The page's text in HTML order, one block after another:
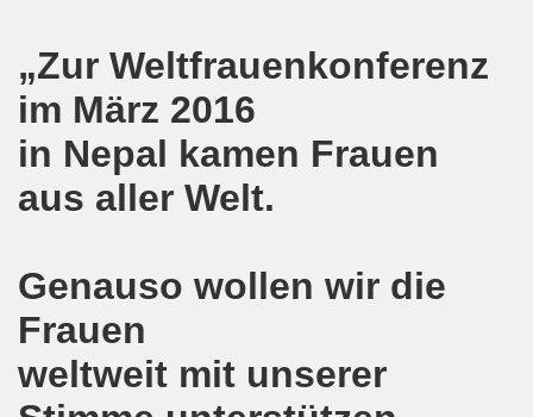
„Zur Weltfrauenkonferenz
im März 2016
in Nepal kamen Frauen
aus aller Welt.
Genauso wollen wir die
Frauen
weltweit mit unserer
Montagsdemo-Bewegung
des Sommercamps der Stadt Gelsenkirchen ist
Bewegung diskutiert über Brexit und Zuschüsse für die
Bewegung feiert erfolgreiches Grup Yorum-Konzert
sollen selbst entscheiden können - Zuschüsse für
- Gelsenkirchener Montagsdemo-Bewegung